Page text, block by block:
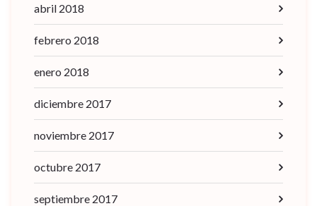
abril 2018
febrero 2018
enero 2018
diciembre 2017
noviembre 2017
octubre 2017
septiembre 2017